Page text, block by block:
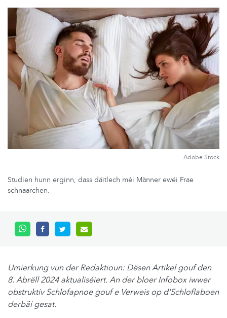
Adobe Stock
Studien hunn erginn, dass däitlech méi Männer ewéi Frae
schnaarchen.
Umierkung vun der Redaktioun: Dësen Artikel gouf den
8. Abrëll 2024 aktualiséiert. An der bloer Infobox iwwer
obstruktiv Schlofapnoe gouf e Verweis op d'Schloflaboen
derbäi gesat.